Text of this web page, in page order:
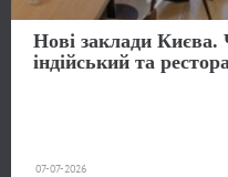
Нові заклади Києва.
індійський та
07-07-2026